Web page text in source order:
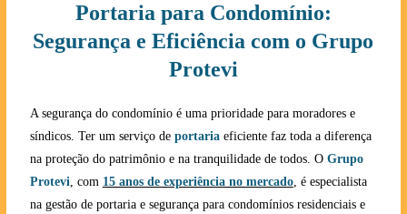
Portaria para Condomínio:
Segurança e Eficiência com o Grupo
Protevi
A segurança do condomínio é uma prioridade para moradores e
síndicos. Ter um serviço de portaria eficiente faz toda a diferença
na proteção do patrimônio e na tranquilidade de todos. O Grupo
Protevi, com 15 anos de experiência no mercado, é especialista
na gestão de portaria e segurança para condomínios residenciais e